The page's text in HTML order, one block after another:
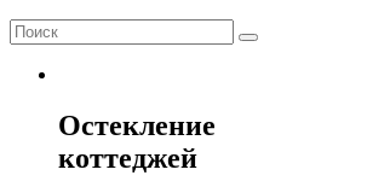
Остекление
коттеджей